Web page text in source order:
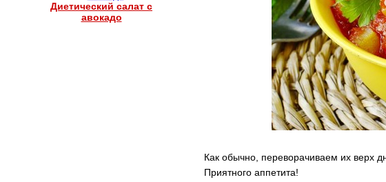
Диетический салат с
авокадо
Как обычно, переворачиваем их верх
Приятного аппетита!